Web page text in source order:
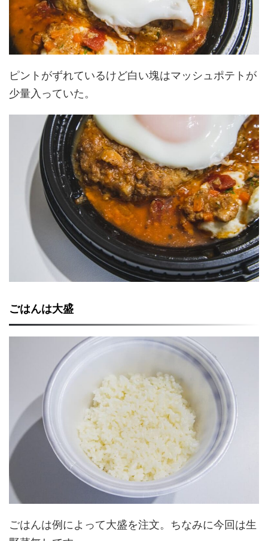
ピントがずれているけど白い塊はマッシュポテトが
少量入っていた。
ごはんは大盛
ごはんは例によって大盛を注文。ちなみに今回は生